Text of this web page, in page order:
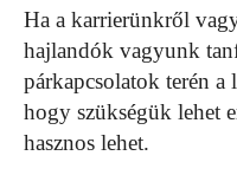
Ha a karrierünkről
hajlandók vagyunk
párkapcsolatok terén
hogy szükségük lehet
hasznos lehet.